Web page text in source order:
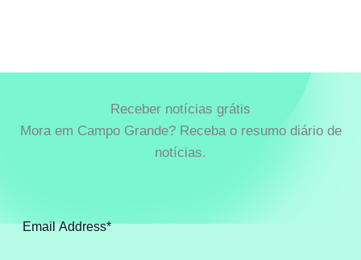
Receber notícias grátis
Mora em Campo Grande? Receba o resumo diário de
notícias.